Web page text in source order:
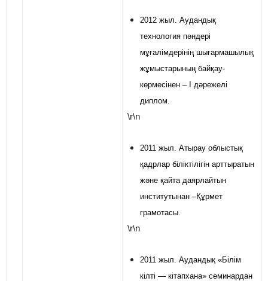
2012 жыл. Аудандық
технология пәндері
мұғалімдерінің шығармашылық
жұмыстарының байқау-
көрмесінен – І дәрежелі
диплом.
\r\n
2011 жыл. Атырау облыстық
қадрлар біліктілігін арттыратын
және қайта даярлайтын
институтынан –Құрмет
грамотасы.
\r\n
2011 жыл. Аудандық «Білім
кілті — кітапхана» семинардан